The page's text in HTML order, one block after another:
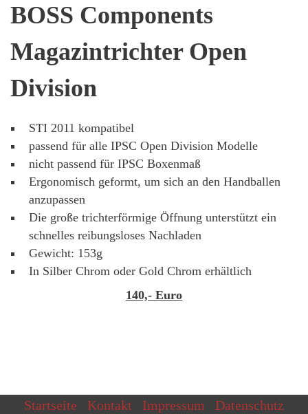
BOSS Components
Magazintrichter Open
Division
STI 2011 kompatibel
passend für alle IPSC Open Division Modelle
nicht passend für IPSC Boxenmaß
Ergonomisch geformt, um sich an den Handballen
anzupassen
Die große trichterförmige Öffnung unterstützt ein
schnelles reibungsloses Nachladen
Gewicht: 153g
In Silber Chrom oder Gold Chrom erhältlich
140,- Euro
Startseite Kontakt Impressum Datenschutz